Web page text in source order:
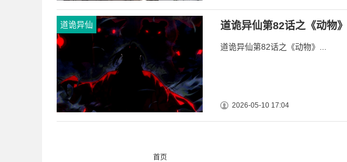
道诡异仙 道诡异仙第82话之《动物》
道诡异仙第82话之《动物》...
2026-05-10 17:04
首页